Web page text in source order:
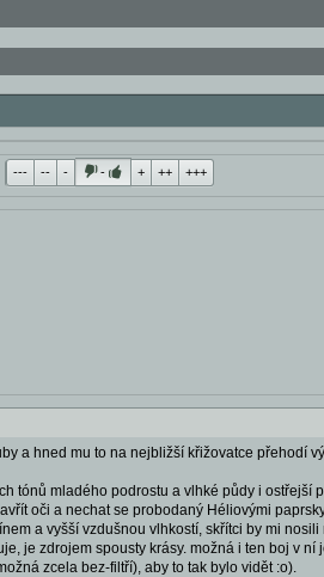
--- -- - - + ++ +++
a hned mu to na nejbližší křižovatce přehodí
tónů mladého podrostu a vlhké půdy i ostřejší
oči a nechat se probodaný Héliovými
a vyšší vzdušnou vlhkostí, skřítci by mi
je zdrojem spousty krásy. možná i ten boj v ní
zcela bez-filtří), aby to tak bylo vidět :o).